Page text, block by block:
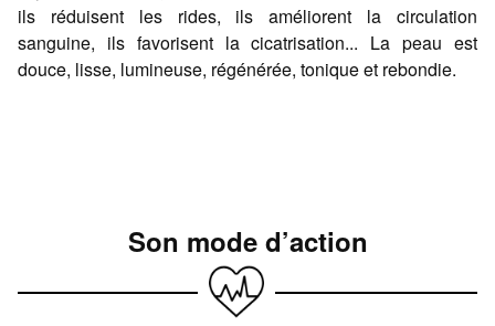
ils réduisent les rides, ils améliorent la circulation
sanguine, ils favorisent la cicatrisation... La peau est
douce, lisse, lumineuse, régénérée, tonique et rebondie.
Son mode d’action